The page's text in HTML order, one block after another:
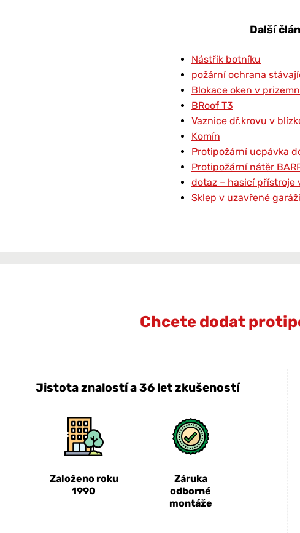
Další
Nástřik botníku
požární ochrana
Blokace oken v
BRoof T3
Vaznice dř.krovu v
Komín
Protipožární ucpávka
Protipožární nátěr
dotaz – hasicí přístroje
Sklep v uzavřené garáži
Chcete dodat
Jistota znalostí a 36 let zkušeností
Založeno roku
1990
Záruka
odborné
montáže